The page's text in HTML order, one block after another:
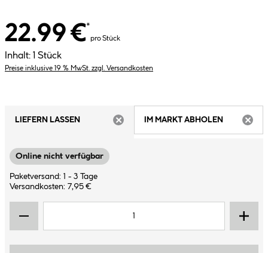
22.99 €*
pro Stück
Inhalt: 1 Stück
Preise inklusive 19 % MwSt. zzgl. Versandkosten
LIEFERN LASSEN
IM MARKT ABHOLEN
Online nicht verfügbar
Paketversand: 1 - 3 Tage
Versandkosten: 7,95 €